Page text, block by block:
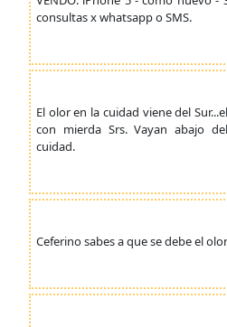
consultas x whatsapp o SMS.
El olor en la cuidad viene del
con mierda Srs. Vayan abajo
cuidad.
Ceferino sabes a que se debe el